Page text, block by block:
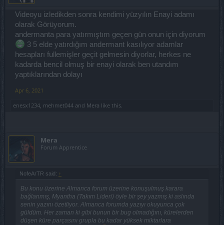
Videoyu izledikden sonra kendimi yüzyılın Enayi adamı
olarak Görüyorum.
andermanta para yatırmıştım geçen gün onun için diyorum
3 5 elde yatırdığım andermant kasılıyor adamlar
hesapları fullemişler geçit gelmesin diyorlar, herkes ne
kadarda bencil olmuş bir enayi olarak ben utandım
yaptıklarından dolayı
Apr 6, 2021
enesx1234, mehmet044 and Mera like this.
Mera
Forum Apprentice
NofeArTR said: ↑
Bu konu üzerine Almanca forum üzerine konuşulmuş karara
bağlanmış, Myantha (Takım Lideri) öyle bir şey yazmış ki aslında
senin yazını özetliyor. Almanca forumda yazıyı okuyunca çok
güldüm. Her zaman ki gibi bunun bir bug olmadığını, kürelerden
düşen küre parçasını grupla bu kadar yüksek miktarlara